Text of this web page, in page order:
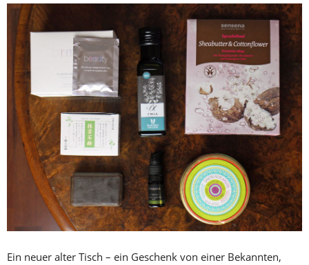
Ein neuer alter Tisch – ein Geschenk von einer Bekannten,